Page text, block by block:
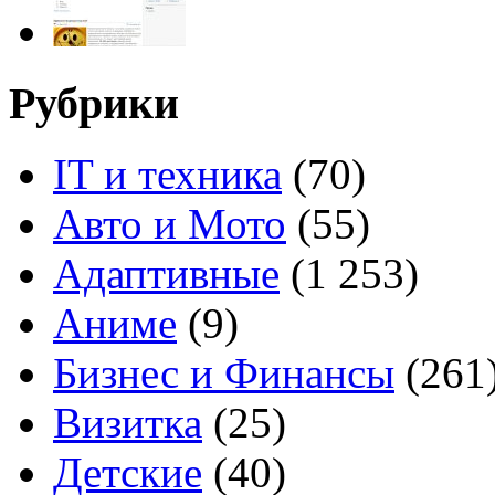
Рубрики
IT и техника (70)
Авто и Мото (55)
Адаптивные (1 253)
Аниме (9)
Бизнес и Финансы
Визитка (25)
Детские (40)